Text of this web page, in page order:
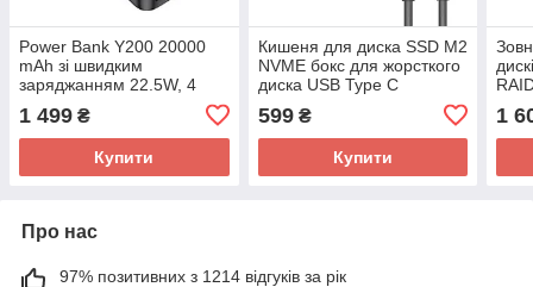
Power Bank Y200 20000
mAh зі швидким
заряджанням 22.5W, 4
вбудовані кабелі, PD/QC,
LED-дисплей
1 499 ₴
Купити
Кишеня для диска SSD M2
NVME бокс для жорсткого
диска USB Type C
599₴
Купити
1
Про нас
97% позитивних з 1214 відгуків за рік